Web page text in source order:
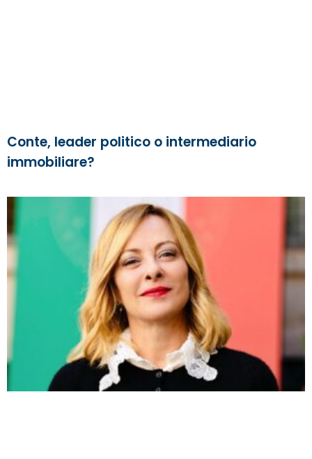
Conte, leader politico o intermediario
immobiliare?